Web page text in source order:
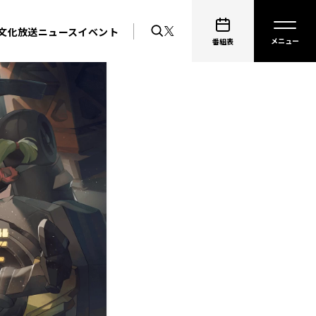
化放送ニュースイベント
番組表